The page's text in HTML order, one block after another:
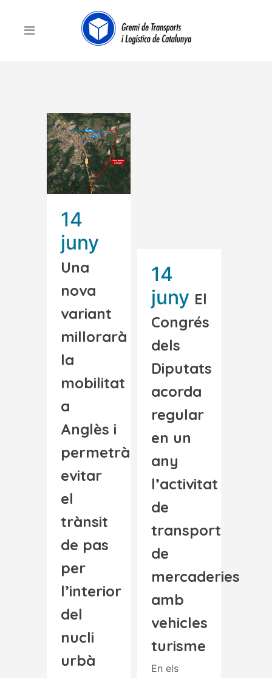
14
juny
Una
nova
variant
millorarà
la
mobilitat
a
Anglès i
permetrà
evitar
el
trànsit
de pas
per
l’interior
del
nucli
urbà
14
juny El
Congrés
dels
Diputats
acorda
regular
en un
any
l’activitat
de
transport
de
mercaderies
amb
vehicles
turisme
En els